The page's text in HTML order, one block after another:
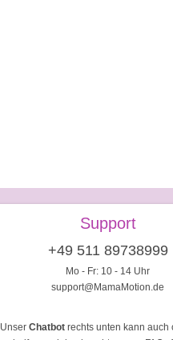
Support
+49 511 89738999
Mo - Fr: 10 - 14 Uhr
support@MamaMotion.de
Unser Chatbot rechts unten kann auch